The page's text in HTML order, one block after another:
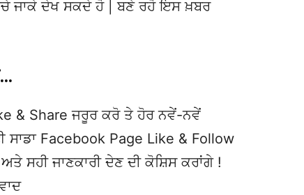
ਜਾਕੇ ਦੇਖ ਸਕਦੇ ਹੋ | ਬਣੇ ਰਹੋ ਇਸ ਖ਼ਬਰ
& Share ਜਰੂਰ ਕਰੋ ਤੇ ਹੋਰ ਨਵੇਂ-ਨਵੇਂ
Facebook Page Like & Follow
ਸਹੀ ਜਾਣਕਾਰੀ ਦੇਣ ਦੀ ਕੋਸ਼ਿਸ ਕਰਾਂਗੇ !